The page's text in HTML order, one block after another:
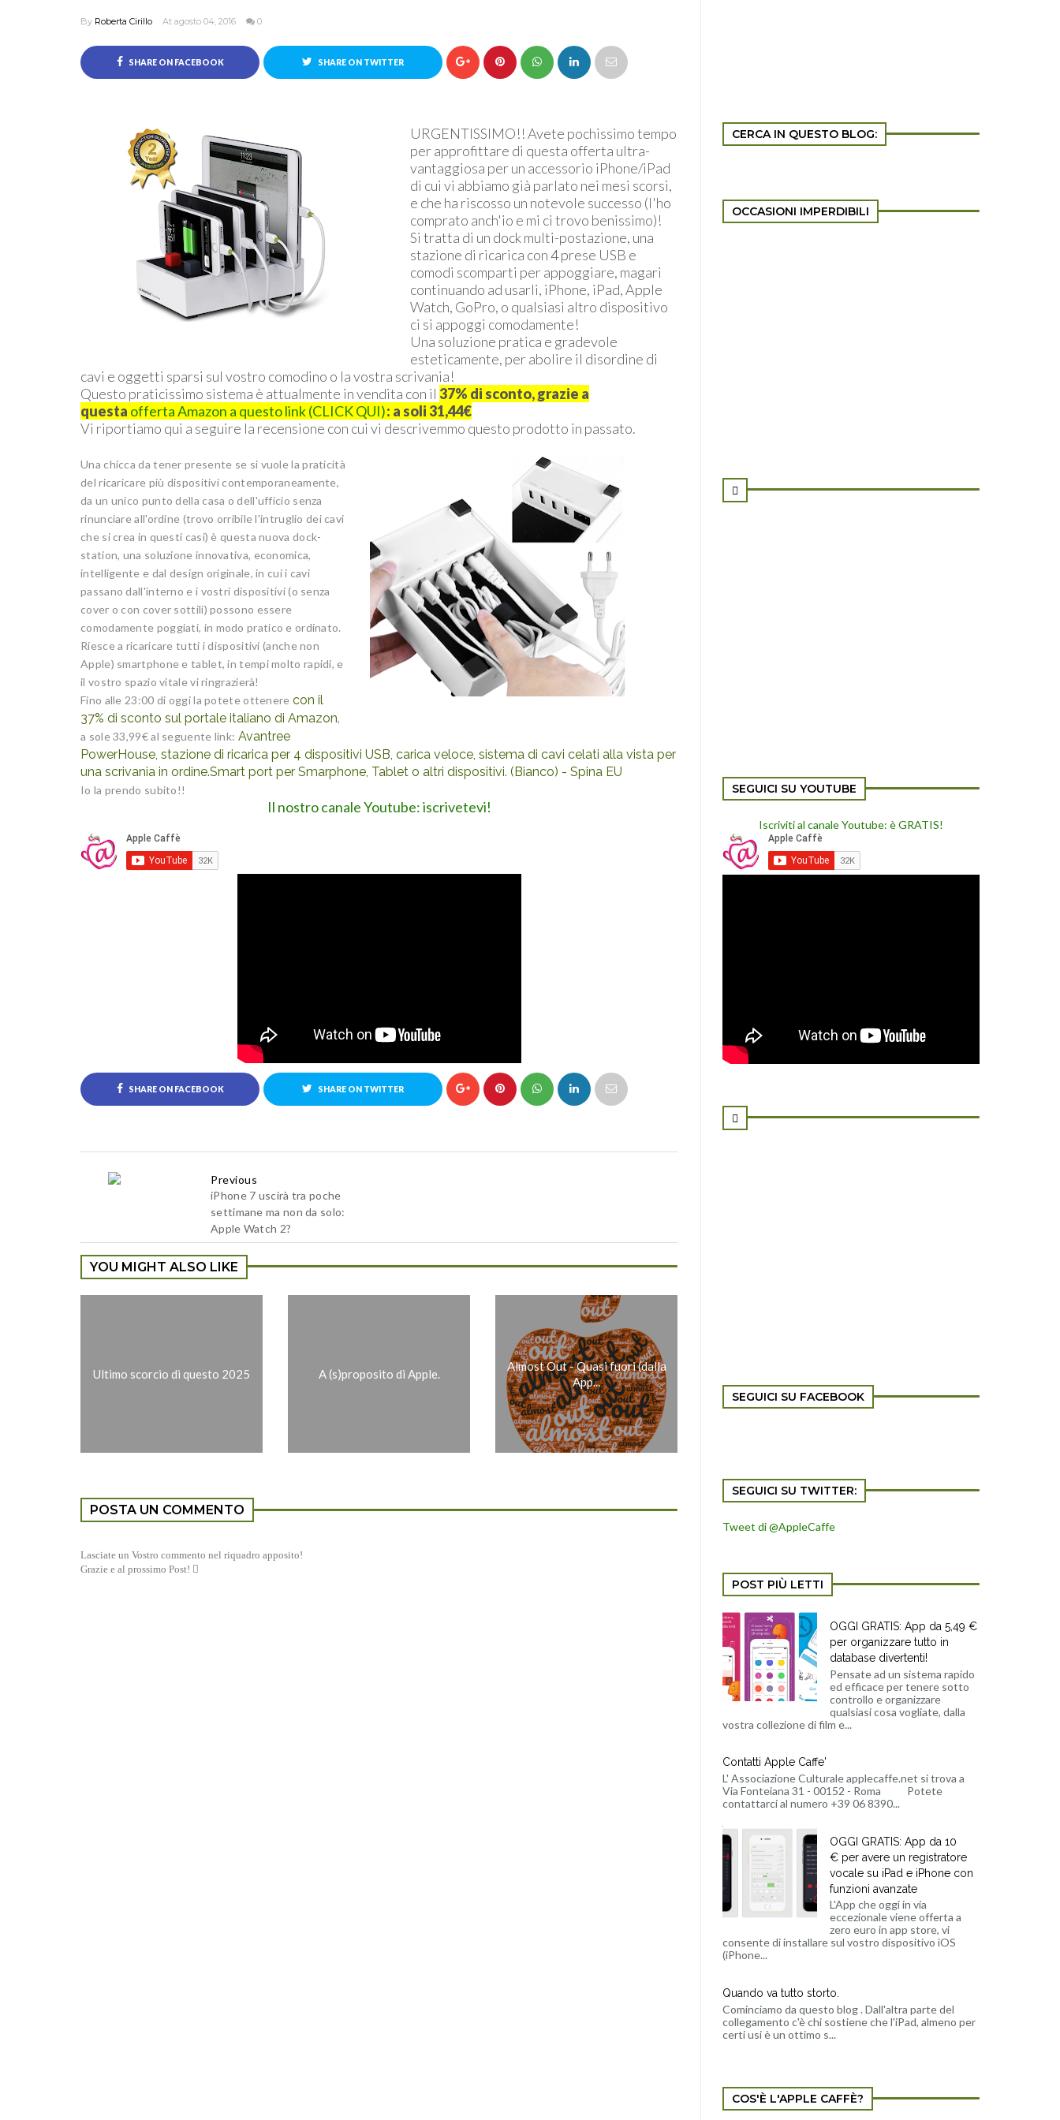
By Roberta Cirillo At agosto 04, 2016 0
SHARE ON FACEBOOK SHARE ON TWITTER
URGENTISSIMO!! Avete pochissimo tempo
per approfittare di questa offerta ultra-
vantaggiosa per un accessorio iPhone/iPad
di cui vi abbiamo già parlato nei mesi scorsi,
e che ha riscosso un notevole successo (l'ho
comprato anch'io e mi ci trovo benissimo)!
Si tratta di un dock multi-postazione, una
stazione di ricarica con 4 prese USB e
comodi scomparti per appoggiare, magari
continuando ad usarli, iPhone, iPad, Apple
Watch, GoPro, o qualsiasi altro dispositivo
ci si appoggi comodamente!
Una soluzione pratica e gradevole
esteticamente, per abolire il disordine di
cavi e oggetti sparsi sul vostro comodino o la vostra scrivania!
Questo praticissimo sistema è attualmente in vendita con il 37% di sconto, grazie a
questa offerta Amazon a questo link (CLICK QUI): a soli 31,44€
Vi riportiamo qui a seguire la recensione con cui vi descrivemmo questo prodotto in passato.
Una chicca da tener presente se si vuole la praticità
del ricaricare più dispositivi contemporaneamente,
da un unico punto della casa o dell'ufficio senza
rinunciare all'ordine (trovo orribile l'intruglio dei cavi
che si crea in questi casi) è questa nuova dock-
station, una soluzione innovativa, economica,
intelligente e dal design originale, in cui i cavi
passano dall'interno e i vostri dispositivi (o senza
cover o con cover sottili) possono essere
comodamente poggiati, in modo pratico e ordinato.
Riesce a ricaricare tutti i dispositivi (anche non
Apple) smartphone e tablet, in tempi molto rapidi, e
il vostro spazio vitale vi ringrazierà!
Fino alle 23:00 di oggi la potete ottenere con il
37% di sconto sul portale italiano di Amazon,
a sole 33,99€ al seguente link: Avantree
PowerHouse, stazione di ricarica per 4 dispositivi USB, carica veloce, sistema di cavi celati alla vista per
una scrivania in ordine.Smart port per Smarphone, Tablet o altri dispositivi. (Bianco) - Spina EU
Io la prendo subito!!
Il nostro canale Youtube: iscrivetevi!
SHARE ON FACEBOOK SHARE ON TWITTER
Previous
iPhone 7 uscirà tra poche
settimane ma non da solo:
Apple Watch 2?
YOU MIGHT ALSO LIKE
Ultimo scorcio di questo 2025 A (s)proposito di Apple.
Almost Out - Quasi fuori (dalla
App...
POSTA UN COMMENTO
Lasciate un Vostro commento nel riquadro apposito!
Grazie e al prossimo Post! 
CERCA IN QUESTO BLOG:
OCCASIONI IMPERDIBILI

SEGUICI SU YOUTUBE
Iscriviti al canale Youtube: è GRATIS!

SEGUICI SU FACEBOOK
SEGUICI SU TWITTER:
Tweet di @AppleCaffe
POST PIÙ LETTI
OGGI GRATIS: App da 5,49 €
per organizzare tutto in
database divertenti!
Pensate ad un sistema rapido
ed efficace per tenere sotto
controllo e organizzare
qualsiasi cosa vogliate, dalla
vostra collezione di film e...
Contatti Apple Caffe'
L' Associazione Culturale applecaffe.net si trova a
Via Fonteiana 31 - 00152 - Roma Potete
contattarci al numero +39 06 8390...
OGGI GRATIS: App da 10
€ per avere un registratore
vocale su iPad e iPhone con
funzioni avanzate
L'App che oggi in via
eccezionale viene offerta a
zero euro in app store, vi
consente di installare sul vostro dispositivo iOS
(iPhone...
Quando va tutto storto.
Cominciamo da questo blog . Dall'altra parte del
collegamento c'è chi sostiene che l'iPad, almeno per
certi usi è un ottimo s...
COS'È L'APPLE CAFFÈ?